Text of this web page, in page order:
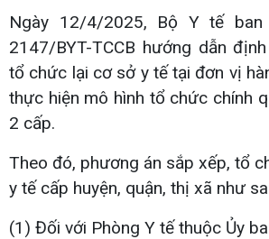
Ngày 12/4/2025, Bộ Y tế ban
2147/BYT-TCCB hướng dẫn
tổ chức lại cơ sở y tế tại đơn vị
thực hiện mô hình tổ chức chính
2 cấp.
Theo đó, phương án sắp xếp, tổ
y tế cấp huyện, quận, thị xã như
(1) Đối với Phòng Y tế thuộc Ủy